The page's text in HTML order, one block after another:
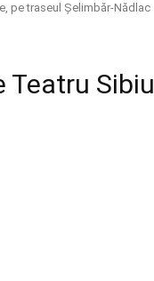
pe traseul Șelimbăr-Nădlac
Teatru Sibiu